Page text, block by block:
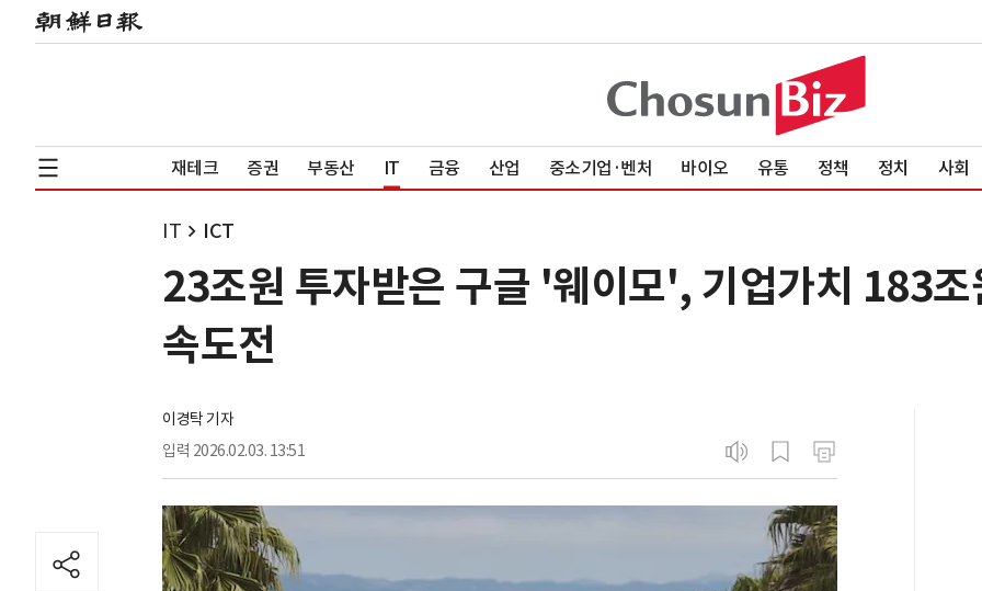
재테크 증권 부동산 IT 금융 산업 중소기업·벤처 바이오 유통 정책 정치 사회
IT ICT
23조원 투자받은 구글 '웨이모', 기업가치 183
속도전
이경탁 기자
입력 2026.02.03. 13:51